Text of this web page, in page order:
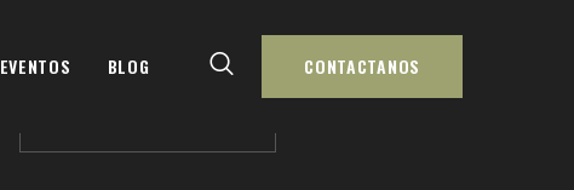
EVENTOS BLOG CONTACTANOS